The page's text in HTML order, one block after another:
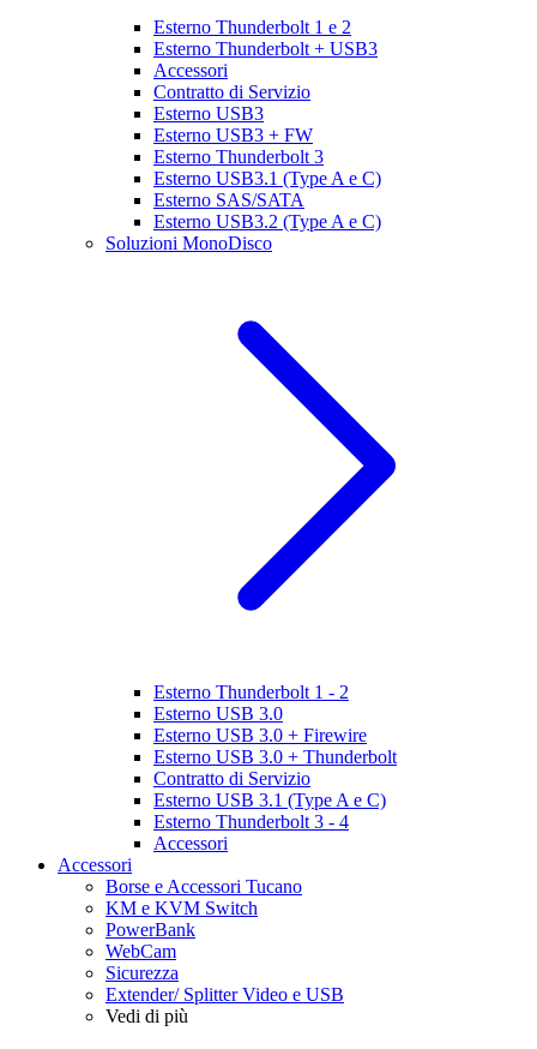
Esterno Thunderbolt 1 e 2
Esterno Thunderbolt + USB3
Accessori
Contratto di Servizio
Esterno USB3
Esterno USB3 + FW
Esterno Thunderbolt 3
Esterno USB3.1 (Type A e C)
Esterno SAS/SATA
Esterno USB3.2 (Type A e C)
Soluzioni MonoDisco
Esterno Thunderbolt 1 - 2
Esterno USB 3.0
Esterno USB 3.0 + Firewire
Esterno USB 3.0 + Thunderbolt
Contratto di Servizio
Esterno USB 3.1 (Type A e C)
Esterno Thunderbolt 3 - 4
Accessori
Accessori
Borse e Accessori Tucano
KM e KVM Switch
PowerBank
WebCam
Sicurezza
Extender/ Splitter Video e USB
Vedi di più